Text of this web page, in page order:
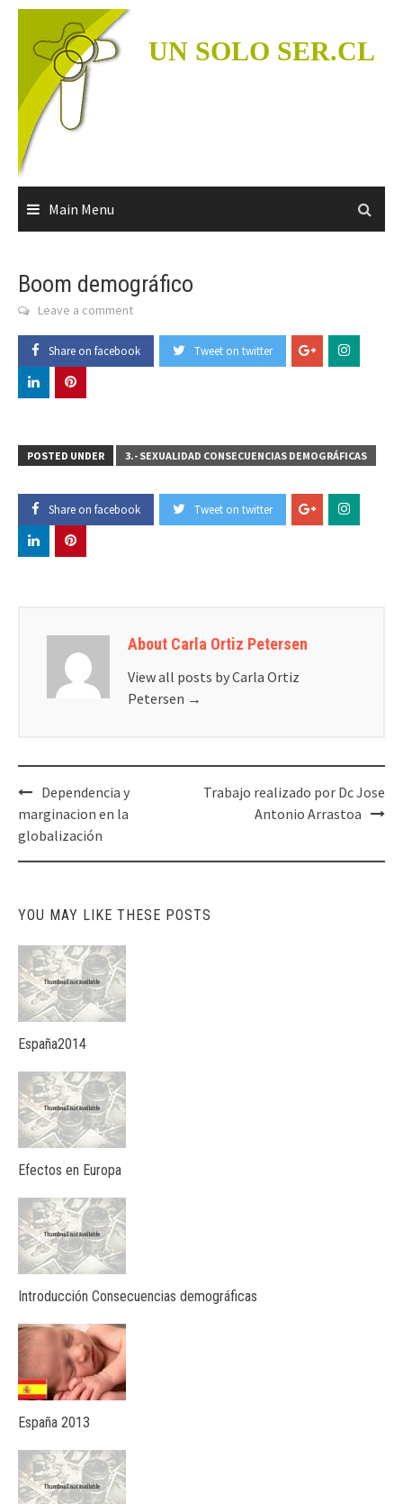
Skip
content
UN SOLO SER.CL
Main Menu
Boom demográfico
Leave a comment
Share on facebook Tweet on twitter
POSTED UNDER 3.- SEXUALIDAD CONSECUENCIAS DEMOGRÁFICAS
Share on facebook Tweet on twitter
About Carla Ortiz Petersen
View all posts by Carla Ortiz
Petersen →
Post
navigation
Dependencia y
marginacion en la
globalización
Trabajo realizado por Dc Jose
Antonio Arrastoa
YOU MAY LIKE THESE POSTS
España2014
Efectos en Europa
Introducción Consecuencias demográficas
España 2013